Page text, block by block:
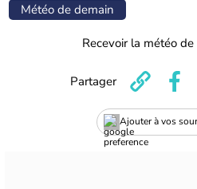
Météo de demain
Recevoir la météo
Ajouter à vos
Partager